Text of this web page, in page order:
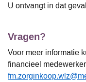
U ontvangt in dat
Vragen?
Voor meer informatie
financieel